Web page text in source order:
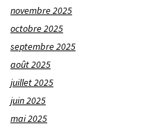
novembre 2025
octobre 2025
septembre 2025
août 2025
juillet 2025
juin 2025
mai 2025